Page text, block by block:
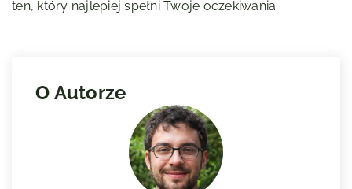
ten, który najlepiej spełni Twoje oczekiwania.
O Autorze